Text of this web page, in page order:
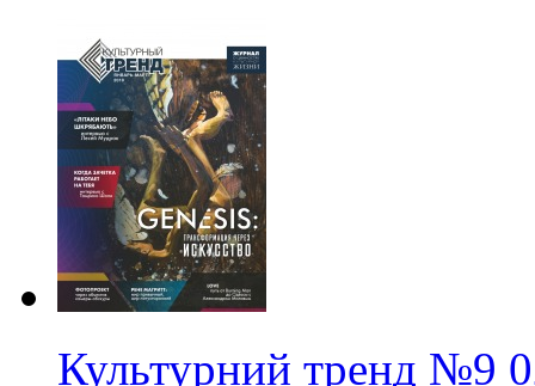
Культурний тренд №9